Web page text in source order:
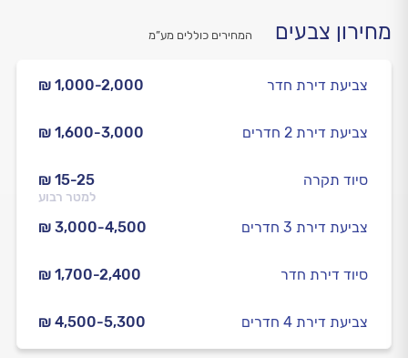
מחירון צבעים המחירים כוללים מע”מ
₪ 1,000-2,000 צביעת דירת חדר
₪ 1,600-3,000 צביעת דירת 2 חדרים
₪ 15-25
למטר רבוע
סיוד תקרה
₪ 3,000-4,500 צביעת דירת 3 חדרים
₪ 1,700-2,400 סיוד דירת חדר
₪ 4,500-5,300 צביעת דירת 4 חדרים